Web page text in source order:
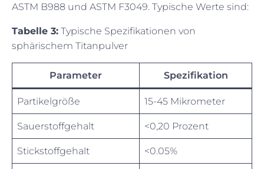
ASTM B988 und ASTM F3049. Typische Werte sind:
Tabelle 3: Typische Spezifikationen von
sphärischem Titanpulver
Parameter Spezifikation
Partikelgröße 15-45 Mikrometer
Sauerstoffgehalt <0,20 Prozent
Stickstoffgehalt <0.05%